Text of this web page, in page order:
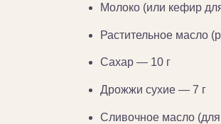
Молоко (или кефир
Растительное масло
Сахар — 10 г
Дрожжи сухие — 7 г
Сливочное масло